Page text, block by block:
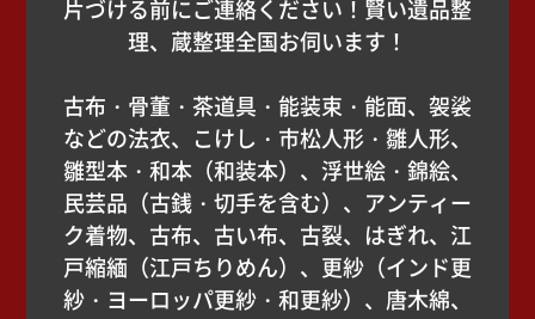
片づける前にご連絡ください！賢い遺品整
理、蔵整理全国お伺います！
古布・骨董・茶道具・能装束・能面、袈裟
などの法衣、こけし・市松人形・雛人形、
雛型本・和本（和装本）、浮世絵・錦絵、
民芸品（古銭・切手を含む）、アンティー
ク着物、古布、古い布、古裂、はぎれ、江
戸縮緬（江戸ちりめん）、更紗（インド更
紗・ヨーロッパ更紗・和更紗）、唐木綿、